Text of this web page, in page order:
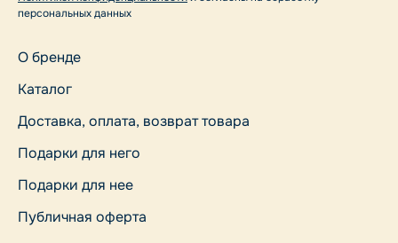
О бренде
Каталог
Доставка, оплата, возврат товара
Подарки для него
Подарки для нее
Публичная оферта
персональных данных